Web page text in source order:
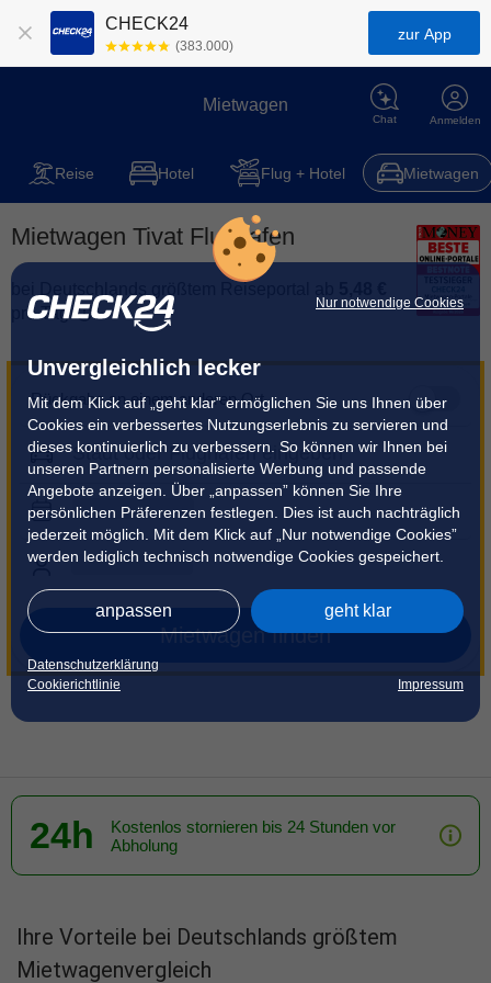
Nur notwendige Cookies
Unvergleichlich lecker
Mit dem Klick auf „geht klar” ermöglichen Sie uns Ihnen über
Cookies ein verbessertes Nutzungserlebnis zu servieren und
dieses kontinuierlich zu verbessern. So können wir Ihnen bei
unseren Partnern personalisierte Werbung und passende
Angebote anzeigen. Über „anpassen” können Sie Ihre
persönlichen Präferenzen festlegen. Dies ist auch nachträglich
jederzeit möglich. Mit dem Klick auf „Nur notwendige Cookies”
werden lediglich technisch notwendige Cookies gespeichert.
anpassen geht klar
Datenschutzerklärung
Cookierichtlinie
Impressum
CHECK24
(383.000)
zur App
Mietwagen
Anmelden
Chat
Reise Hotel Flug + Hotel Mietwagen
Mietwagen Tivat Flughafen
pro Tag
Rückgabe an einem anderen Ort
Mietwagen finden
24h
Kostenlos stornieren bis 24 Stunden vor
Abholung
Ihre Vorteile bei Deutschlands größtem
Mietwagenvergleich